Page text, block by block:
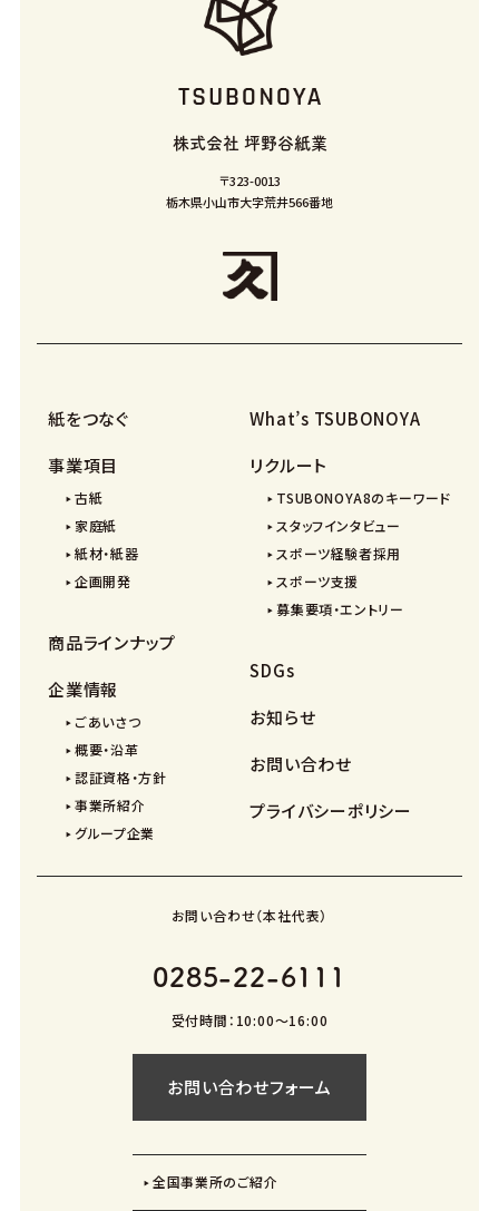
株式会社 坪野谷紙業
〒323-0013
栃木県小山市大字荒井566番地
紙をつなぐ
事業項目
古紙
家庭紙
紙材・紙器
企画開発
商品ラインナップ
企業情報
ごあいさつ
概要・沿革
認証資格・方針
事業所紹介
グループ企業
What’s TSUBONOYA
リクルート
TSUBONOYA8のキーワード
スタッフインタビュー
スポーツ経験者採用
スポーツ支援
募集要項・エントリー
SDGs
お知らせ
お問い合わせ
プライバシーポリシー
お問い合わせ（本社代表）
0285-22-6111
受付時間：10:00〜16:00
お問い合わせフォーム
全国事業所のご紹介